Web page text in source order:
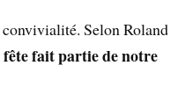
Selon Roland
fait partie de notre